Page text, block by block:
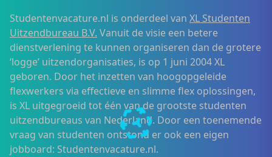
Studentenvacature.nl is onderdeel van XL Studenten
Uitzendbureau B.V. Vanuit de visie een betere
dienstverlening te kunnen organiseren dan de grotere
‘logge’ uitzendorganisaties, is op 1 juni 2004 XL
geboren. Door het inzetten van hoogopgeleide
flexwerkers via effectieve en slimme flex oplossingen,
is XL uitgegroeid tot één van de grootste studenten
uitzendbureaus van Nederland. Door een toenemende
vraag van studenten ontstond er ook een eigen
jobboard: Studentenvacature.nl.